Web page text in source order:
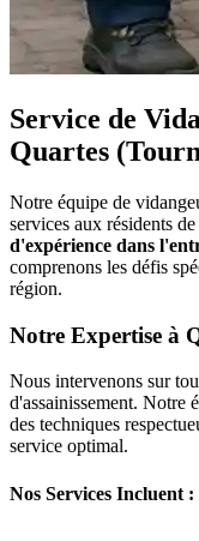
Service de
Quartes
Notre équipe de
services aux résidents de
d'expérience dans
comprenons les défis
région.
Notre Expertise à
Nous intervenons sur
d'assainissement. Notre
des techniques
service optimal.
Nos Services Incluent :